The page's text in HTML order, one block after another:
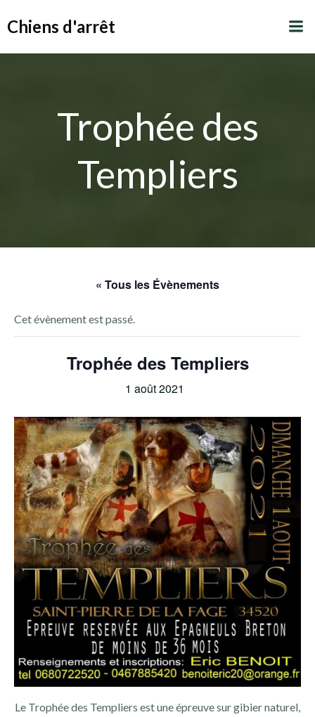
Chiens d'arrêt
Trophée des
Templiers
« Tous les Évènements
Cet évènement est passé.
Trophée des Templiers
1 août 2021
Le Trophée des Templiers est une épreuve sur gibier naturel,